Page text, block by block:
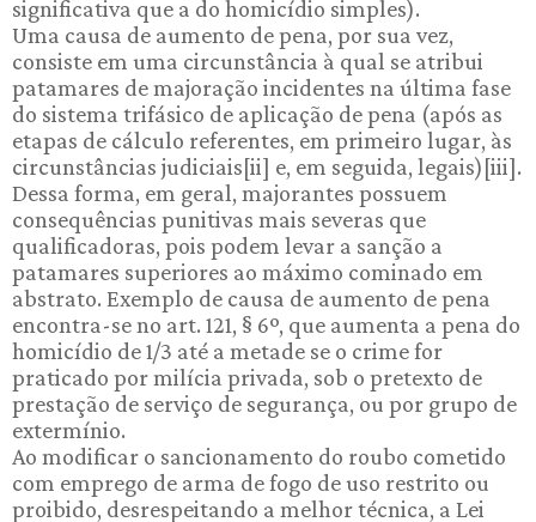
significativa que a do homicídio simples).
Uma causa de aumento de pena, por sua vez,
consiste em uma circunstância à qual se atribui
patamares de majoração incidentes na última fase
do sistema trifásico de aplicação de pena (após as
etapas de cálculo referentes, em primeiro lugar, às
circunstâncias judiciais[ii] e, em seguida, legais)[iii].
Dessa forma, em geral, majorantes possuem
consequências punitivas mais severas que
qualificadoras, pois podem levar a sanção a
patamares superiores ao máximo cominado em
abstrato. Exemplo de causa de aumento de pena
encontra-se no art. 121, § 6º, que aumenta a pena do
homicídio de 1/3 até a metade se o crime for
praticado por milícia privada, sob o pretexto de
prestação de serviço de segurança, ou por grupo de
extermínio.
Ao modificar o sancionamento do roubo cometido
com emprego de arma de fogo de uso restrito ou
proibido, desrespeitando a melhor técnica, a Lei